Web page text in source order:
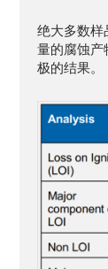
绝大多数样
量的腐蚀产
极的结果。